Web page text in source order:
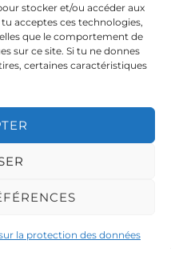
stocker et/ou accéder aux
acceptes ces technologies,
que le comportement de
sur ce site. Si tu ne donnes
certaines caractéristiques
la protection des données
du Nord – Yellowstone,